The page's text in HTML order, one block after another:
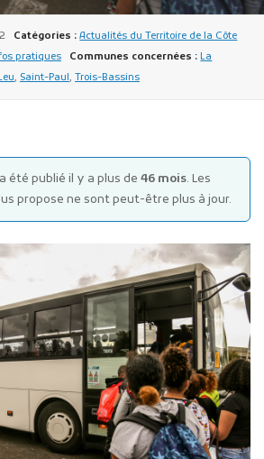
des actes
publics
financés par l'Europe
Catégories : Actualités du Territoire de la Côte
pratiques Communes concernées : La
, Saint-Paul, Trois-Bassins
été publié il y a plus de 46 mois. Les
propose ne sont peut-être plus à jour.